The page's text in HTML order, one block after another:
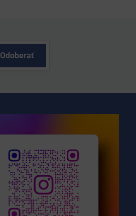
Odoberať